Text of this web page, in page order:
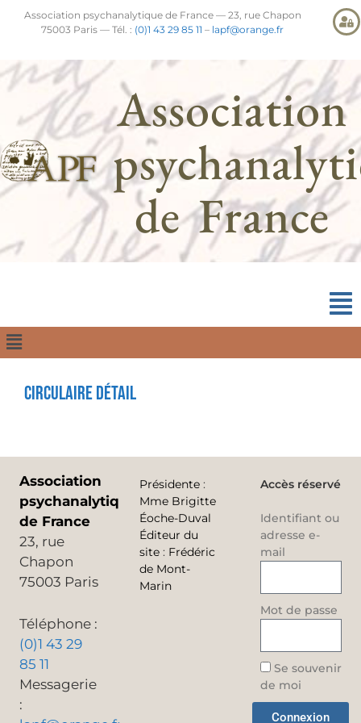
Association psychanalytique de France — 23, rue Chapon
75003 Paris — Tél. : (0)1 43 29 85 11 – lapf@orange.fr
Association
de France
Circulaire Détail
Association
psychanalytique
de France
23, rue
Chapon
75003 Paris
Téléphone :
(0)1 43 29
85 11
Messagerie
:
Présidente :
Mme Brigitte
Éoche-Duval
Éditeur du
site : Frédéric
de Mont-
Marin
Accès réservé
Identifiant ou
adresse e-
mail
Mot de passe
Se souvenir
de moi
Connexion